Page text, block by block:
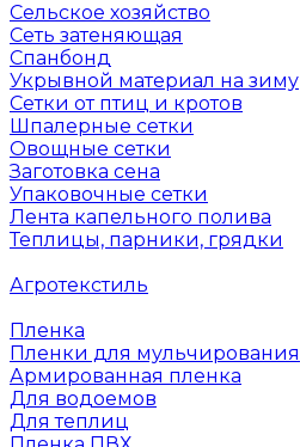
Сельское хозяйство
Сеть затеняющая
Спанбонд
Укрывной материал на зиму
Сетки от птиц и кротов
Шпалерные сетки
Овощные сетки
Заготовка сена
Упаковочные сетки
Лента капельного полива
Теплицы, парники, грядки
Агротекстиль
Пленка
Пленки для мульчирования
Армированная пленка
Для водоемов
Для теплиц